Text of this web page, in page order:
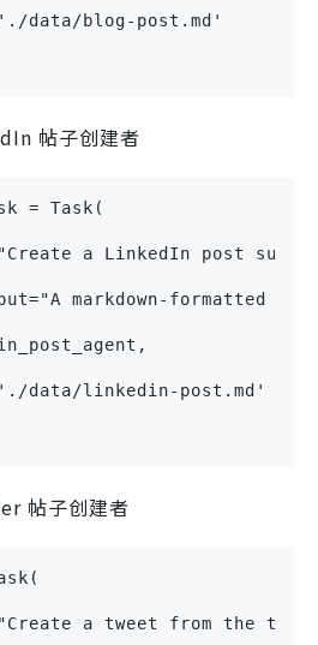
data/blog-post.md'
帖子创建者
= Task(
a LinkedIn post
markdown-formatted of
data/linkedin-post.md'
帖子创建者
a tweet from the